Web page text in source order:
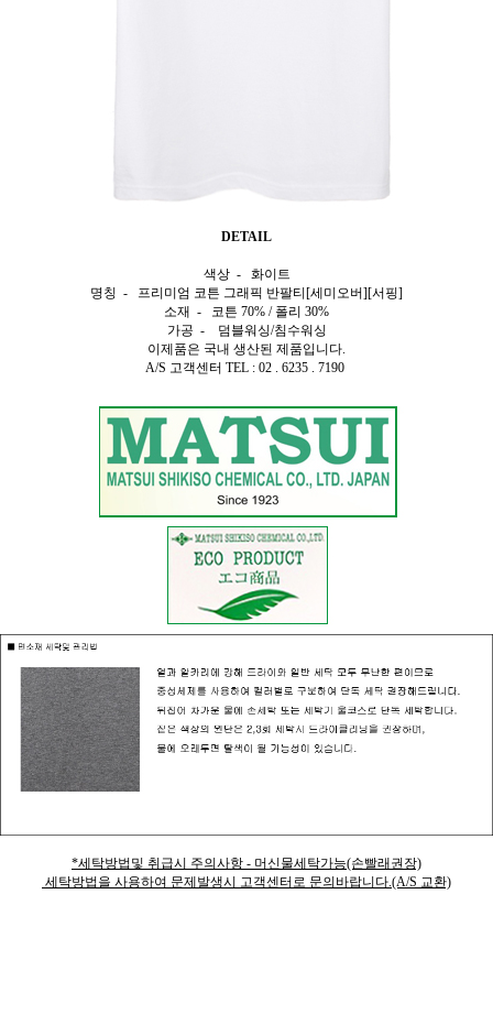
DETAIL
색상 - 화이트
명칭 - 프리미엄 코튼 그래픽 반팔티[세미오버][서핑]
소재 - 코튼 70% / 폴리 30%
가공 - 덤블워싱/침수워싱
이제품은 국내 생산된 제품입니다.
A/S 고객센터 TEL : 02 . 6235 . 7190
*세탁방법및 취급시 주의사항 - 머신물세탁가능(손빨래권장)
세탁방법을 사용하여 문제발생시 고객센터로 문의바랍니다.(A/S 교환)